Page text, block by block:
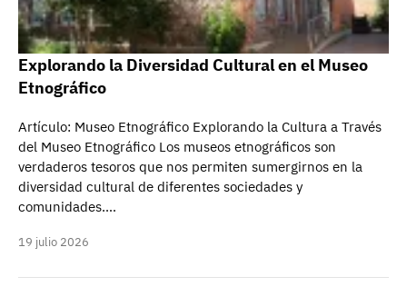
Explorando la Diversidad Cultural en el Museo
Etnográfico
Artículo: Museo Etnográfico Explorando la Cultura a Través
del Museo Etnográfico Los museos etnográficos son
verdaderos tesoros que nos permiten sumergirnos en la
diversidad cultural de diferentes sociedades y
comunidades.…
19 julio 2026